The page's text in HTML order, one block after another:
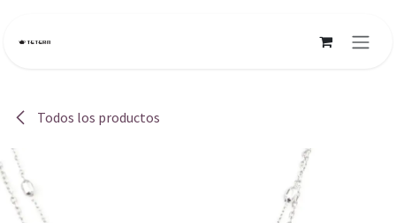
Todos los productos